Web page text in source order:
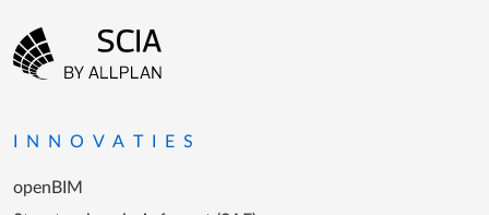
Footer-menu
INNOVATIES
openBIM